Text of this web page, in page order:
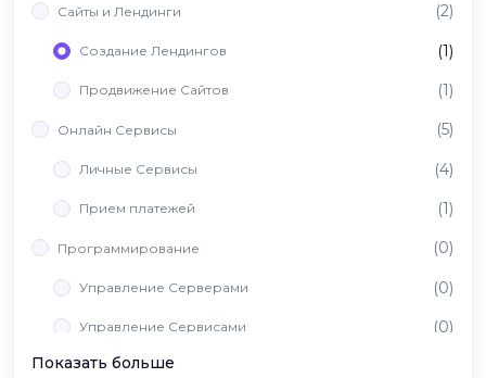
Сайты и Лендинги (2)
Создание Лендингов (1)
Продвижение Сайтов (1)
Онлайн Сервисы (5)
Личные Сервисы (4)
Прием платежей (1)
Программирование (0)
Управление Серверами (0)
Управление Сервисами (0)
Вайб Кодинг
Показать больше